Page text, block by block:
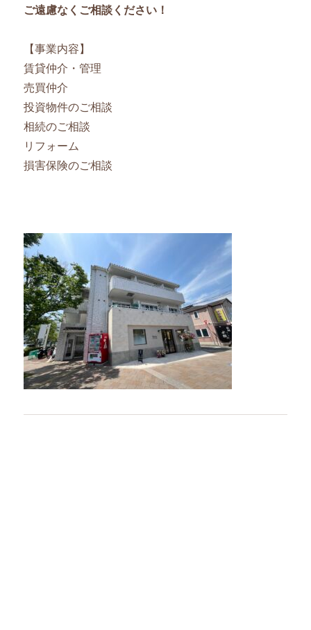
ご遠慮なくご相談ください！
【事業内容】
賃貸仲介・管理
売買仲介
投資物件のご相談
相続のご相談
リフォーム
損害保険のご相談